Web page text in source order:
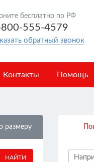
бесплатно по РФ
555-4579
обратный звонок
Контакты Помощь
НАЙТИ
размеру